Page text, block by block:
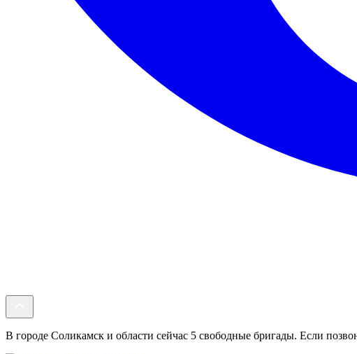
В городе Соликамск и области сейчас 5 свободные бригады. Если